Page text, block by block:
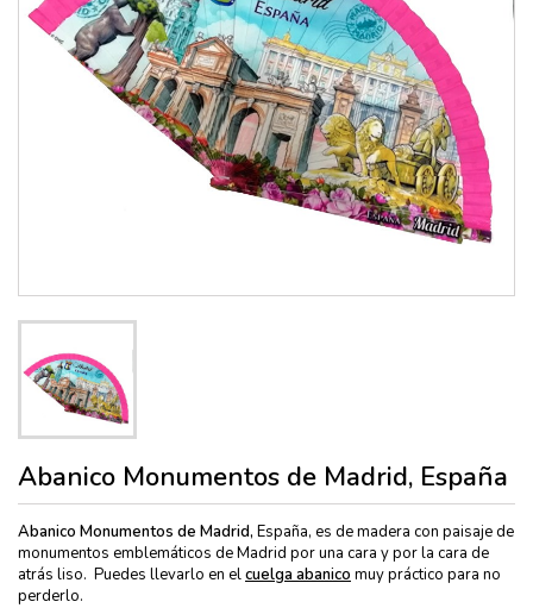
Abanico Monumentos de Madrid, España
Abanico Monumentos de Madrid, España, es de madera con paisaje de
monumentos emblemáticos de Madrid por una cara y por la cara de
atrás liso. Puedes llevarlo en elcuelga abanico muy práctico para no
perderlo.